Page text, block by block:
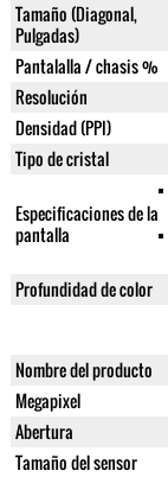
Tamaño (Diagonal,
Pulgadas)
Pantalalla / chasis %
Resolución
Densidad (PPI)
Tipo de cristal
Especificaciones de la
pantalla
Profundidad de color
Nombre del producto
Megapixel
Abertura
Tamaño del sensor